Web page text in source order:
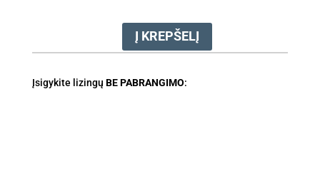
produkto
Mulčiavimo
Į KREPŠELĮ
Įsigykite lizingų BE PABRANGIMO: